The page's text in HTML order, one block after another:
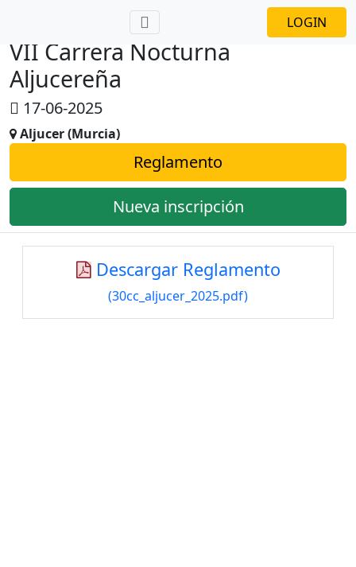
LOGIN
VII Carrera Nocturna
Aljucereña
17-06-2025
Aljucer (Murcia)
Reglamento
Nueva inscripción
Descargar Reglamento
(30cc_aljucer_2025.pdf)